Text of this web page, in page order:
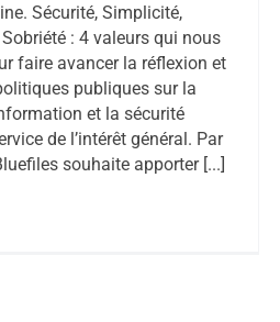
Sécurité, Simplicité,
: 4 valeurs qui nous
faire avancer la réflexion et
publiques sur la
et la sécurité
de l’intérêt général. Par
souhaite apporter [...]